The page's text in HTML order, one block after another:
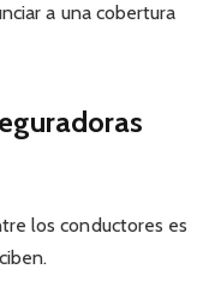
a una cobertura
los conductores es